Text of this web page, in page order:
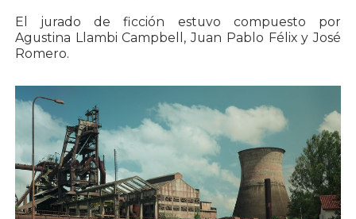
El jurado de ficción estuvo compuesto por
Agustina Llambi Campbell, Juan Pablo Félix y José
Romero.